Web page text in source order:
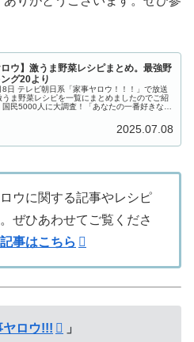
ロウ】激うま野菜レシピまとめ。最強野
グ20より
日 テレビ朝日系「家事ヤロウ！！！」で放送
うま野菜レシピを一覧にまとめましたのでご紹
民5000人に大調査！「あなたの一番好きな野
2025.07.08
ウに関する記事やレシピ
ぜひあわせてご覧くださ
事はこちら
ヤロウ!!!
」